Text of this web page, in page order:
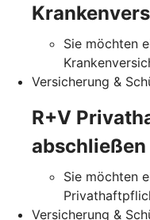
Sie möchten
Versicherung &
R+V
abschließen
Sie möchten
Versicherung &